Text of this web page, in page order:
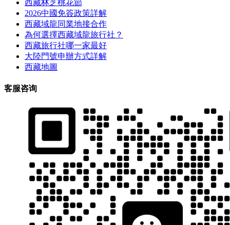
西藏林芝桃花節
2026中國免簽政策詳解
西藏域龍同業地接合作
為何選擇西藏域龍旅行社？
西藏旅行社哪一家最好
大陸門號申辦方式詳解
西藏地圖
客服咨询